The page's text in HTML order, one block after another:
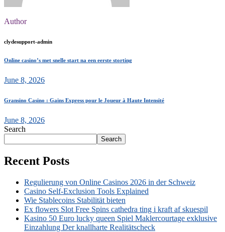
Author
clydesupport-admin
Online casino’s met snelle start na een eerste storting
June 8, 2026
Gransino Casino : Gains Express pour le Joueur à Haute Intensité
June 8, 2026
Search
Search
Recent Posts
Regulierung von Online Casinos 2026 in der Schweiz
Casino Self-Exclusion Tools Explained
Wie Stablecoins Stabilität bieten
Ex flowers Slot Free Spins cathedra ting i kraft af skuespil
Kasino 50 Euro lucky queen Spiel Maklercourtage exklusive
Einzahlung Der knallharte Realitätscheck